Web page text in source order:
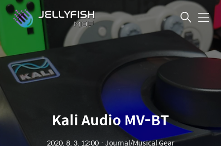
메
Kali Audio MV-BT
2020. 8. 3. 12:00 ㆍ Journal/Musical Gear